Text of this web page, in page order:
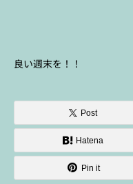
良い週末を！！
Post
Hatena
Pin it